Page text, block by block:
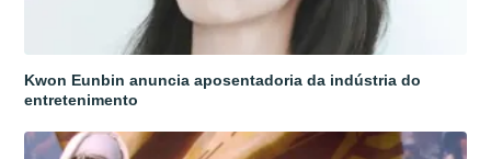
Kwon Eunbin anuncia aposentadoria da indústria do
entretenimento